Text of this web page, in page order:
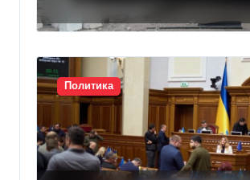
после российских ударов
по складам
Политика